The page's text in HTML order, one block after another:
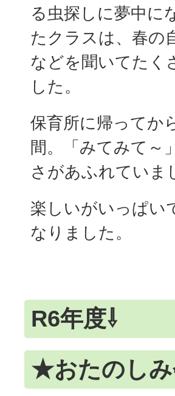
る虫探しに夢中に
たクラスは、春の
などを聞いてたく
した。
保育所に帰ってか
間。「みてみて～
さがあふれていま
楽しいがいっぱい
なりました。
R6年度⇩
★おたのし